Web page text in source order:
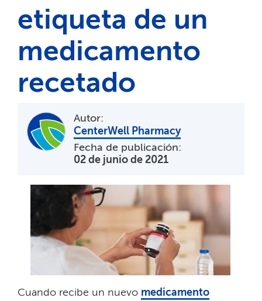
etiqueta de un
medicamento
recetado​​
Autor:
CenterWell Pharmacy​​
Fecha de publicación:
02 de junio de 2021
Cuando recibe un nuevo medicamento